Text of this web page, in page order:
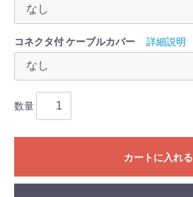
コネクタ付 ケーブルカバー 詳細説明
数量
カートに入れる